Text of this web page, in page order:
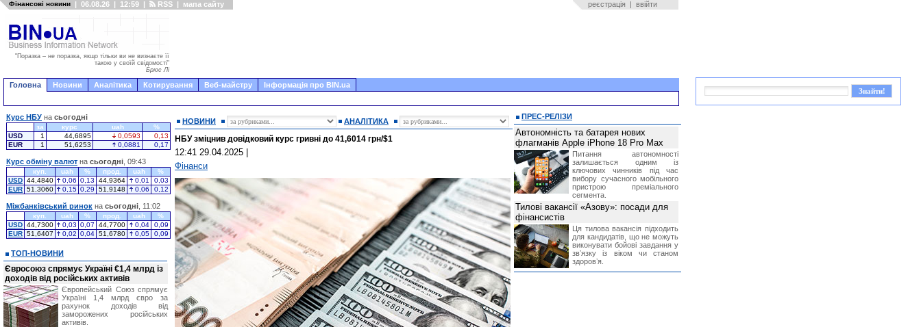
Фінансові новини | 06.08.26 | 12:59 | RSS | мапа сайту реєстрація | ввійти
"Поразка – не поразка, якщо тільки ви не визнаєте її
такою у своїй свідомості"
Брюс Лі
Головна Новини Аналітика Котирування Веб-майстру Інформація про BIN.ua
НОВИНИ АНАЛІТИКА
НБУ зміцнив довідковий курс гривні до 41,6014 грн/$1
12:41 29.04.2025
Фінанси
Курс НБУ на сьогодні
за курс uah
%
USD
1 44,6895 0,0593
0,13
EUR
1 51,6253 0,0881 0,17
Курс обміну валют на сьогодні , 09:43
куп. uah % прод. uah
%
USD 44,4840 0,06 0,13 44,9364 0,01
0,03
EUR 51,3060 0,15 0,29 51,9148 0,06 0,12
Міжбанківський ринок на сьогодні , 11:02
куп. uah % прод. uah
%
USD 44,7300 0,03 0,07 44,7700 0,04
0,09
EUR 51,6407 0,02 0,04 51,6780 0,05 0,09
ТОП-НОВИНИ
Євросоюз спрямує Україні €1,4 млрд із
доходів від російських активів
Європейський Союз спрямує
Україні 1,4 млрд євро за
рахунок доходів від
заморожених російських
активів.
ПРЕС-РЕЛІЗИ
Автономність та батарея нових
флагманів Apple iPhone 18 Pro Max
Питання автономності
залишається одним із
ключових чинників під час
вибору сучасного мобільного
пристрою преміального
сегмента.
Тилові вакансії «Азову»: посади для
фінансистів
Ця тилова вакансія підходить
для кандидатів, що не можуть
виконувати бойові завдання у
звʼязку із віком чи станом
здоровʼя.